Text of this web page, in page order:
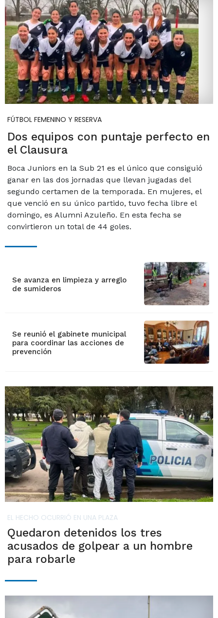
FÚTBOL FEMENINO Y RESERVA
Dos equipos con puntaje perfecto en
el Clausura
Boca Juniors en la Sub 21 es el único que consiguió
ganar en las dos jornadas que llevan jugadas del
segundo certamen de la temporada. En mujeres, el
que venció en su único partido, tuvo fecha libre el
domingo, es Alumni Azuleño. En esta fecha se
convirtieron un total de 44 goles.
Se avanza en limpieza y arreglo
de sumideros
Se reunió el gabinete municipal
para coordinar las acciones de
prevención
EL HECHO OCURRIÓ EN UNA PLAZA
Quedaron detenidos los tres
acusados de golpear a un hombre
para robarle